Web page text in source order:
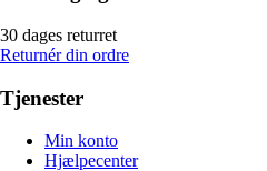
30 dages returret
Returnér din ordre
Tjenester
Min konto
Hjælpecenter